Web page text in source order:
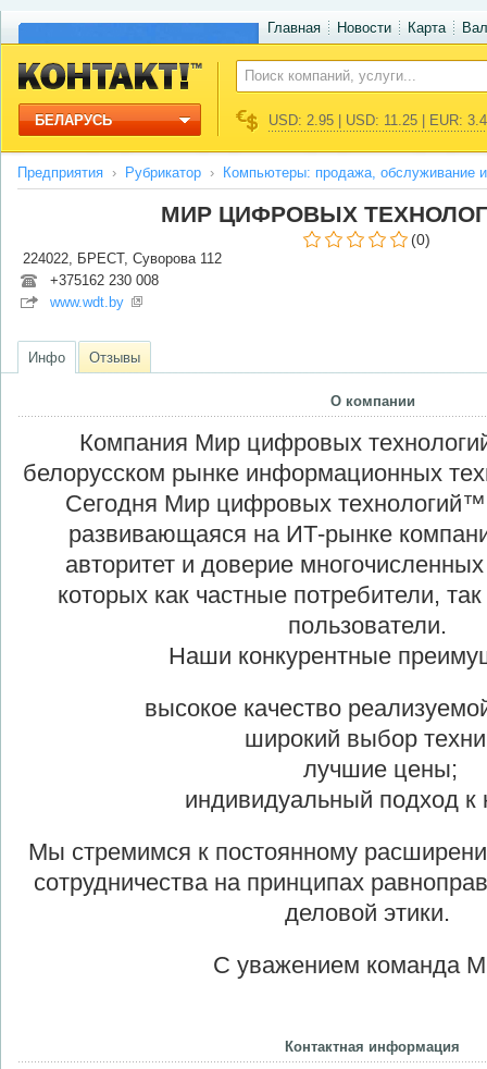
Главная Новости Карта
БЕЛАРУСЬ USD: 2.95 | USD: 11.25 | EUR:
Предприятия Рубрикатор Компьютеры: продажа, обслуживание
МИР ЦИФРОВЫХ
(0)
224022, БРЕСТ, Суворова 112
+375162 230 008
www.wdt.by
Инфо Отзывы
О компании
Компания Мир цифровых
белорусском рынке информационных
Сегодня Мир цифровых
развивающаяся на ИТ-рынке
авторитет и доверие
которых как частные потребители,
пользователи.
Наши конкурентные
высокое качество
широкий выбор
лучшие цены;
индивидуальный подход к
Мы стремимся к постоянному
сотрудничества на принципах
деловой этики.
С уважением команда
Контактная информация